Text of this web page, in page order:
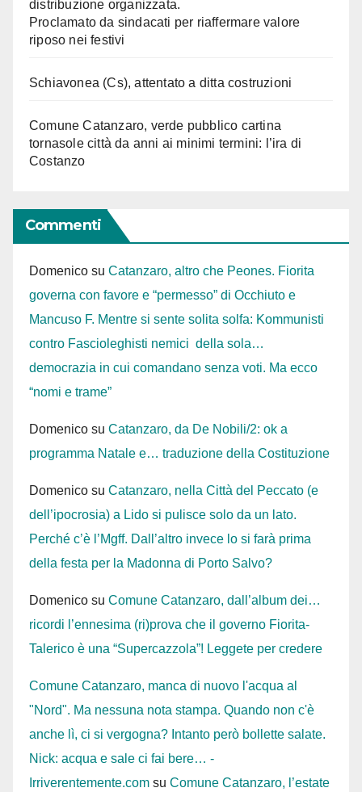
distribuzione organizzata.
Proclamato da sindacati per riaffermare valore
riposo nei festivi
Schiavonea (Cs), attentato a ditta costruzioni
Comune Catanzaro, verde pubblico cartina
tornasole città da anni ai minimi termini: l’ira di
Costanzo
Commenti
Domenico su Catanzaro, altro che Peones. Fiorita
governa con favore e “permesso” di Occhiuto e
Mancuso F. Mentre si sente solita solfa: Kommunisti
contro Fascioleghisti nemici della sola…
democrazia in cui comandano senza voti. Ma ecco
“nomi e trame”
Domenico su Catanzaro, da De Nobili/2: ok a
programma Natale e… traduzione della Costituzione
Domenico su Catanzaro, nella Città del Peccato (e
dell’ipocrosia) a Lido si pulisce solo da un lato.
Perché c’è l’Mgff. Dall’altro invece lo si farà prima
della festa per la Madonna di Porto Salvo?
Domenico su Comune Catanzaro, dall’album dei…
ricordi l’ennesima (ri)prova che il governo Fiorita-
Talerico è una “Supercazzola”! Leggete per credere
Comune Catanzaro, manca di nuovo l'acqua al
"Nord". Ma nessuna nota stampa. Quando non c'è
anche lì, ci si vergogna? Intanto però bollette salate.
Nick: acqua e sale ci fai bere… -
Irriverentemente.com su Comune Catanzaro, l’estate